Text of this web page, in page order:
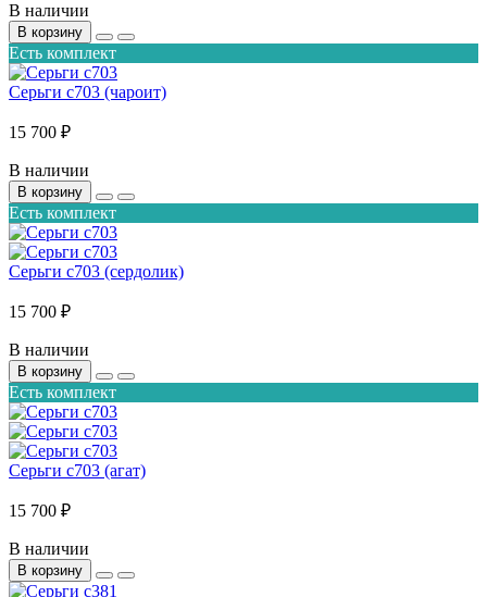
В наличии
В корзину
Есть комплект
Серьги с703 (чароит)
15 700 ₽
В наличии
В корзину
Есть комплект
Серьги с703 (сердолик)
15 700 ₽
В наличии
В корзину
Есть комплект
Серьги с703 (агат)
15 700 ₽
В наличии
В корзину